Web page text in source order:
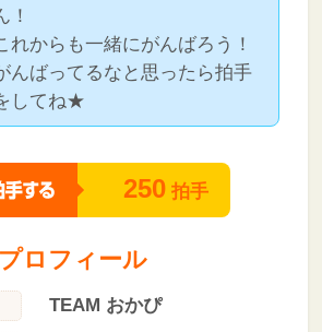
！
れからも一緒にがんばろう！
んばってるなと思ったら拍手
してね★
250 拍手
ロフィール
TEAM おかぴ